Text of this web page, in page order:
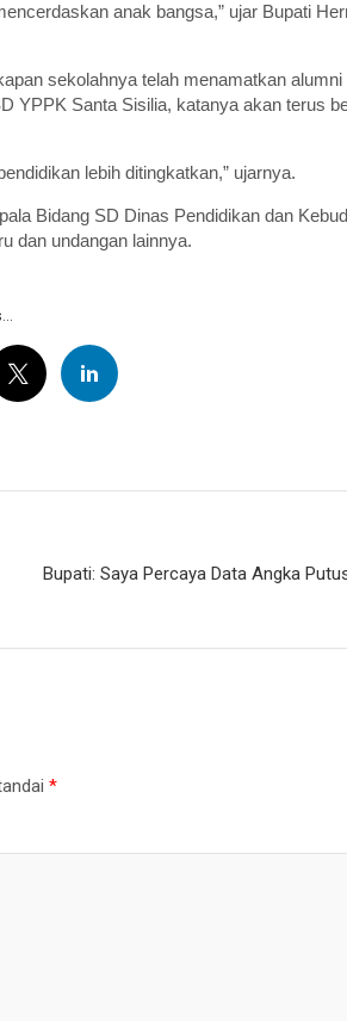
anak bangsa,” ujar Bupati
sekolahnya telah menamatkan
YPPK Santa Sisilia, katanya akan terus
lebih ditingkatkan,” ujarnya.
Bidang SD Dinas Pendidikan dan
dan undangan lainnya.
Bupati: Saya Percaya Data Angka
*